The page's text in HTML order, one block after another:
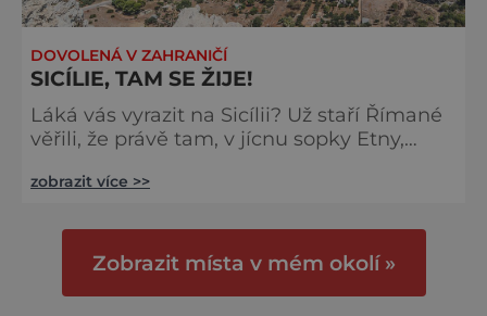
DOVOLENÁ V ZAHRANIČÍ
SICÍLIE, TAM SE ŽIJE!
Láká vás vyrazit na Sicílii? Už staří Římané
věřili, že právě tam, v jícnu sopky Etny,
kovadliny a tím vyvolává zemětřesení,
výlet a přesvědčte se na vlastní oči.
Navzdory občasným otřesům země se na
zobrazit více >>
Zobrazit místa v mém okolí »